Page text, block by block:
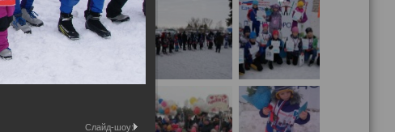
Слайд-шоу: